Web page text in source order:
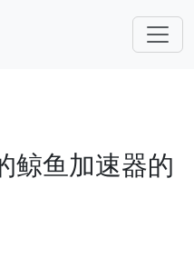
鲸鱼加速器的